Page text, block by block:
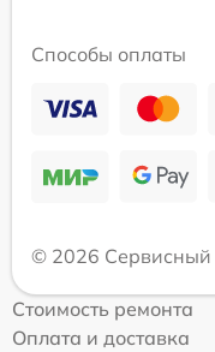
Способы оплаты
© 2026 Сервисный
Стоимость ремонта
Оплата и доставка